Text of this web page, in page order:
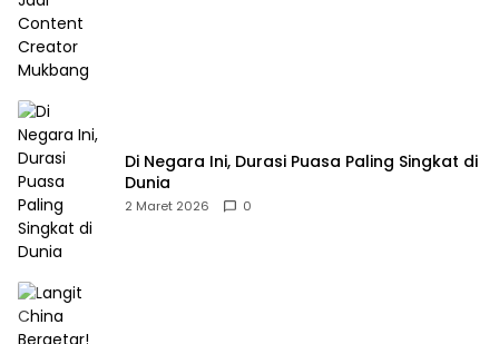
Di Negara Ini, Durasi Puasa Paling Singkat di
Dunia
2 Maret 2026 0